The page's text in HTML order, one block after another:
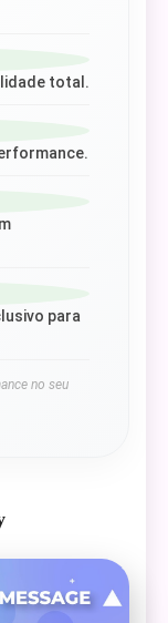
total.
para
no seu